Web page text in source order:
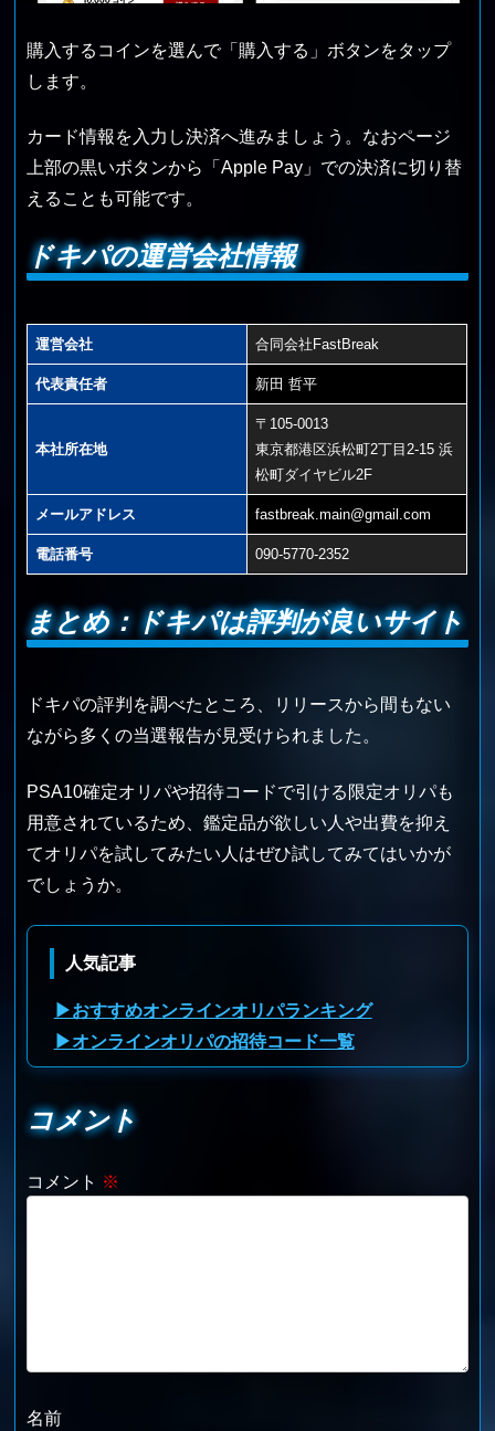
購入するコインを選んで「購入する」ボタンをタップ
します。
カード情報を入力し決済へ進みましょう。なおページ
上部の黒いボタンから「Apple Pay」での決済に切り替
えることも可能です。
ドキパの運営会社情報
運営会社 合同会社FastBreak
代表責任者 新田 哲平
本社所在地
〒105-0013
東京都港区浜松町2丁目2-15 浜
松町ダイヤビル2F
メールアドレス fastbreak.main@gmail.com
電話番号 090-5770-2352
まとめ：ドキパは評判が良いサイト
ドキパの評判を調べたところ、リリースから間もない
ながら多くの当選報告が見受けられました。
PSA10確定オリパや招待コードで引ける限定オリパも
用意されているため、鑑定品が欲しい人や出費を抑え
てオリパを試してみたい人はぜひ試してみてはいかが
でしょうか。
人気記事
▶おすすめオンラインオリパランキング
▶オンラインオリパの招待コード一覧
コメント
コメント ※
名前